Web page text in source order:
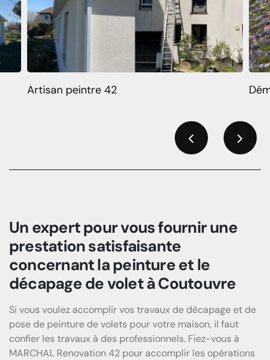
Artisan peintre 42
Un expert pour vous fournir une
prestation satisfaisante
concernant la peinture et le
décapage de volet à Coutouvre
Si vous voulez accomplir vos travaux de décapage et de
pose de peinture de volets pour votre maison, il faut
confier les travaux à des professionnels. Fiez-vous à
MARCHAL Renovation 42 pour accomplir les opérations